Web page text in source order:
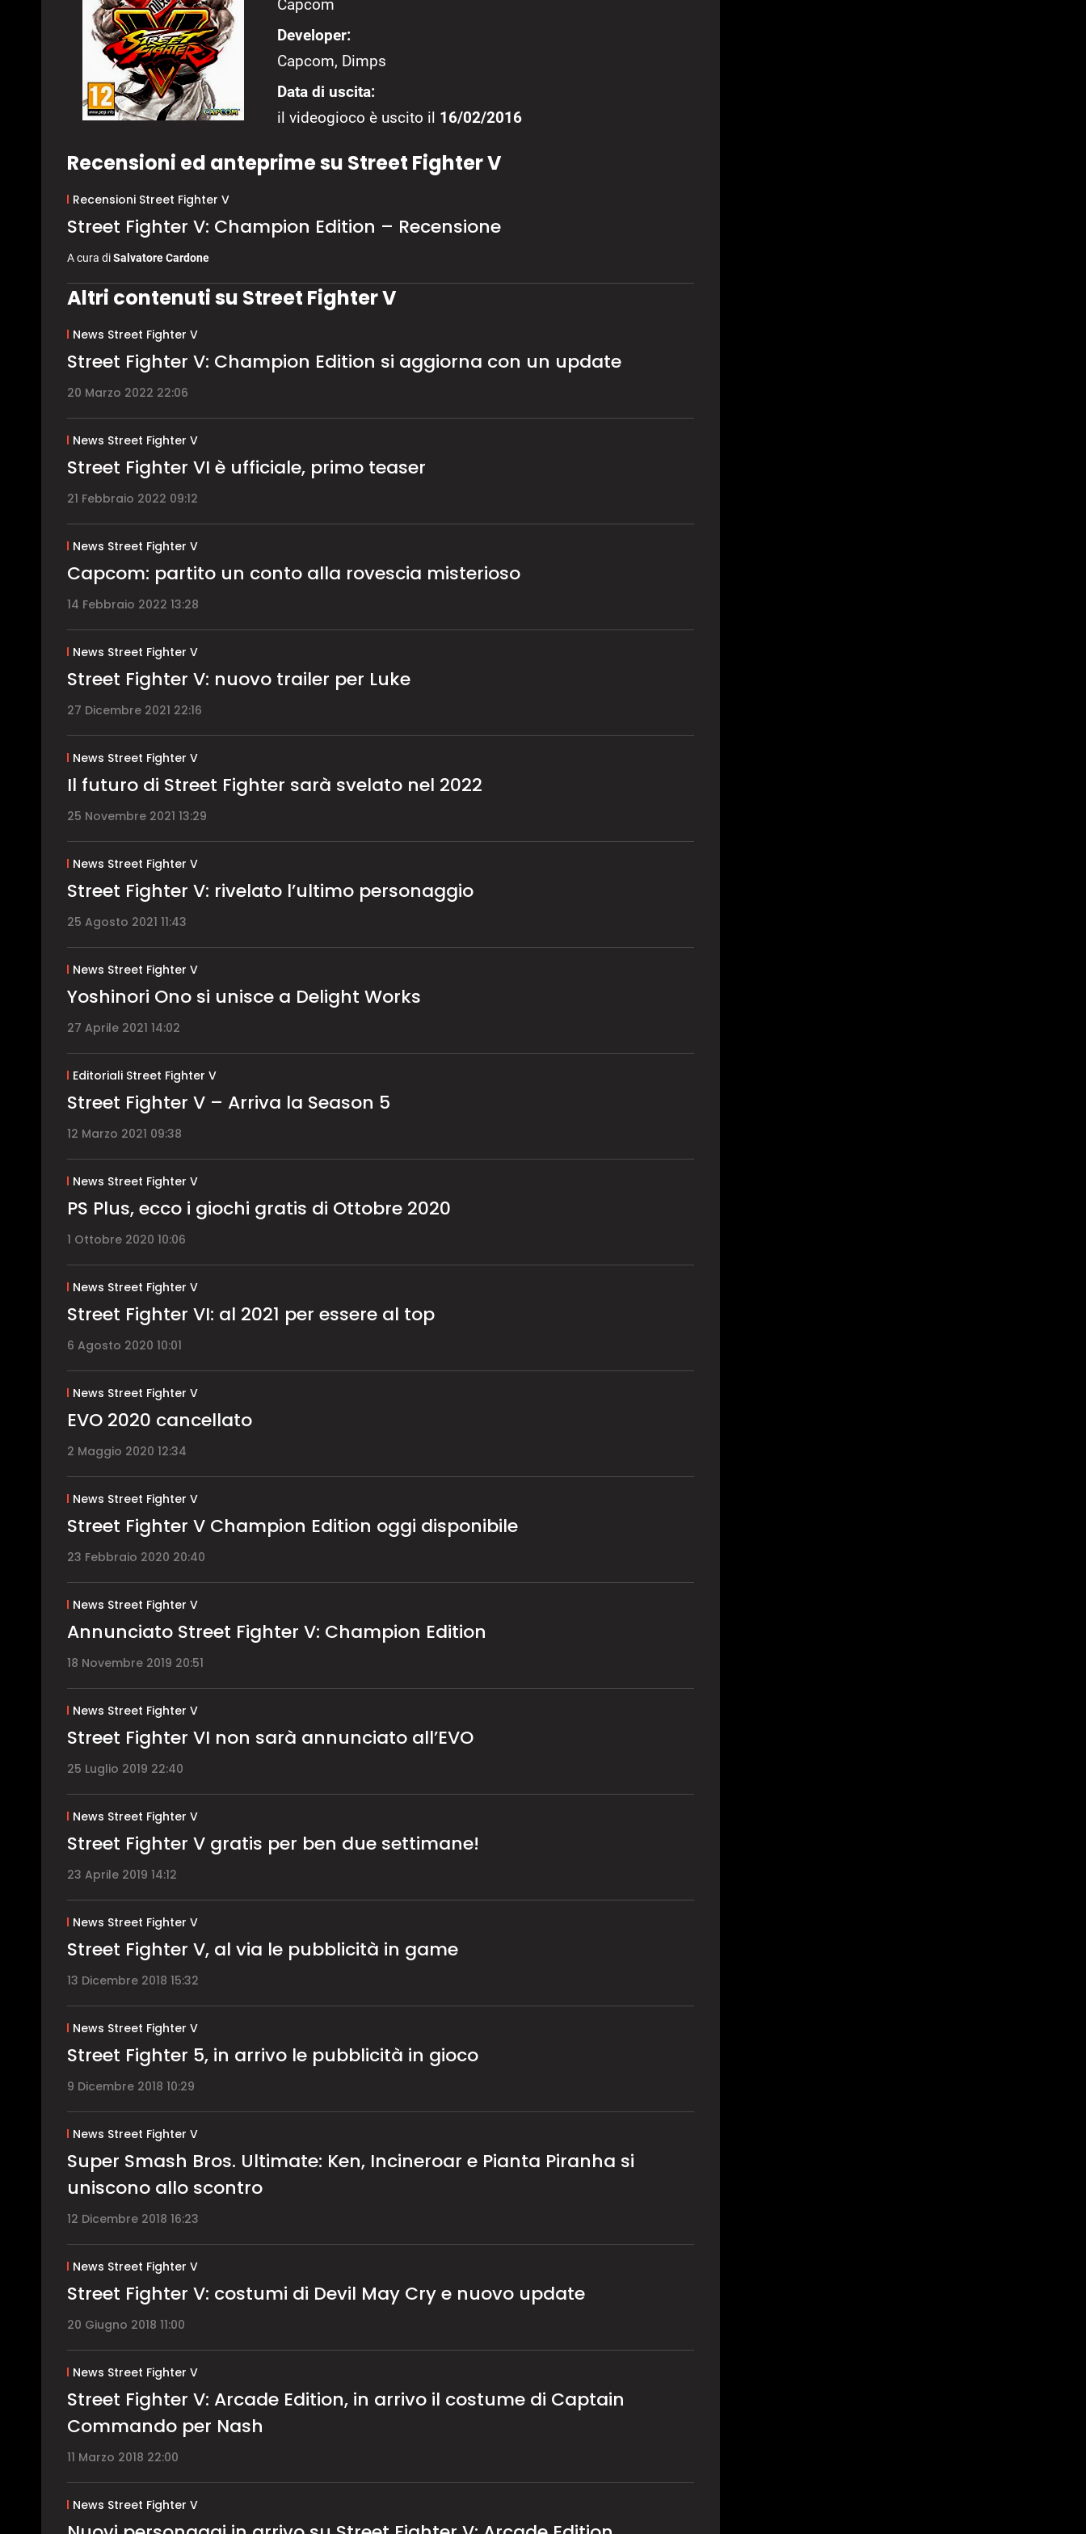
Capcom
Developer:
Capcom, Dimps
Data di uscita:
il videogioco è uscito il 16/02/2016
Recensioni ed anteprime su Street Fighter V
Recensioni Street Fighter V
Street Fighter V: Champion Edition – Recensione
A cura diSalvatore Cardone
Altri contenuti su Street Fighter V
News Street Fighter V
Street Fighter V: Champion Edition si aggiorna con un update
20 Marzo 2022 22:06
News Street Fighter V
Street Fighter VI è ufficiale, primo teaser
21 Febbraio 2022 09:12
News Street Fighter V
Capcom: partito un conto alla rovescia misterioso
14 Febbraio 2022 13:28
News Street Fighter V
Street Fighter V: nuovo trailer per Luke
27 Dicembre 2021 22:16
News Street Fighter V
Il futuro di Street Fighter sarà svelato nel 2022
25 Novembre 2021 13:29
News Street Fighter V
Street Fighter V: rivelato l’ultimo personaggio
25 Agosto 2021 11:43
News Street Fighter V
Yoshinori Ono si unisce a Delight Works
27 Aprile 2021 14:02
Editoriali Street Fighter V
Street Fighter V – Arriva la Season 5
12 Marzo 2021 09:38
News Street Fighter V
PS Plus, ecco i giochi gratis di Ottobre 2020
1 Ottobre 2020 10:06
News Street Fighter V
Street Fighter VI: al 2021 per essere al top
6 Agosto 2020 10:01
News Street Fighter V
EVO 2020 cancellato
2 Maggio 2020 12:34
News Street Fighter V
Street Fighter V Champion Edition oggi disponibile
23 Febbraio 2020 20:40
News Street Fighter V
Annunciato Street Fighter V: Champion Edition
18 Novembre 2019 20:51
News Street Fighter V
Street Fighter VI non sarà annunciato all’EVO
25 Luglio 2019 22:40
News Street Fighter V
Street Fighter V gratis per ben due settimane!
23 Aprile 2019 14:12
News Street Fighter V
Street Fighter V, al via le pubblicità in game
13 Dicembre 2018 15:32
News Street Fighter V
Street Fighter 5, in arrivo le pubblicità in gioco
9 Dicembre 2018 10:29
News Street Fighter V
Super Smash Bros. Ultimate: Ken, Incineroar e Pianta Piranha si
uniscono allo scontro
12 Dicembre 2018 16:23
News Street Fighter V
Street Fighter V: costumi di Devil May Cry e nuovo update
20 Giugno 2018 11:00
News Street Fighter V
Street Fighter V: Arcade Edition, in arrivo il costume di Captain
Commando per Nash
11 Marzo 2018 22:00
News Street Fighter V